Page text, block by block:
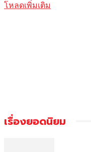
โหลดเพิ่มเติม
เรื่องยอดนิยม